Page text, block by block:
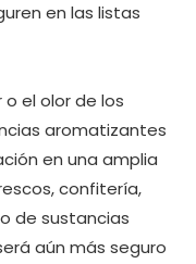
en las listas
el olor de los
aromatizantes
en una amplia
confitería,
de sustancias
aún más seguro